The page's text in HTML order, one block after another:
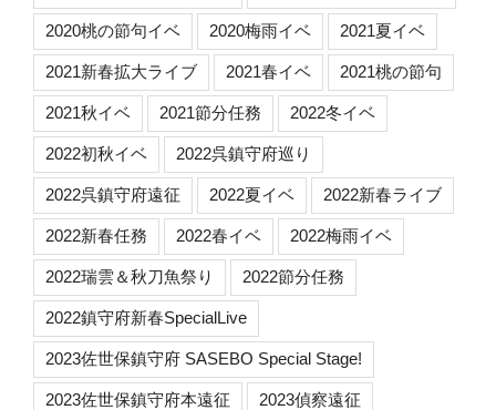
2020桃の節句イベ 2020梅雨イベ 2021夏イベ
2021新春拡大ライブ 2021春イベ 2021桃の節句
2021秋イベ 2021節分任務 2022冬イベ
2022初秋イベ 2022呉鎮守府巡り
2022呉鎮守府遠征 2022夏イベ 2022新春ライブ
2022新春任務 2022春イベ 2022梅雨イベ
2022瑞雲＆秋刀魚祭り 2022節分任務
2022鎮守府新春SpecialLive
2023佐世保鎮守府 SASEBO Special Stage!
2023佐世保鎮守府本遠征 2023偵察遠征